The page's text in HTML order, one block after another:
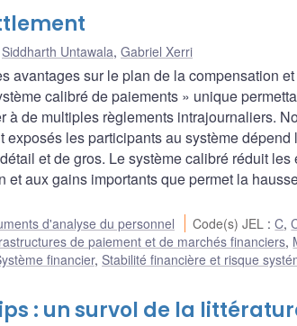
Siddharth Untawala, Gabriel Xerri
avantages sur le plan de la compensation
calibré de paiements » unique
de multiples règlements intrajournaliers.
les participants au système dépend
et de gros. Le système calibré réduit
aux gains importants que permet la
d'analyse du personnel Code(s) JEL :C,
de paiement et de marchés financiers,
financier, Stabilité financière et risque
: un survol de la